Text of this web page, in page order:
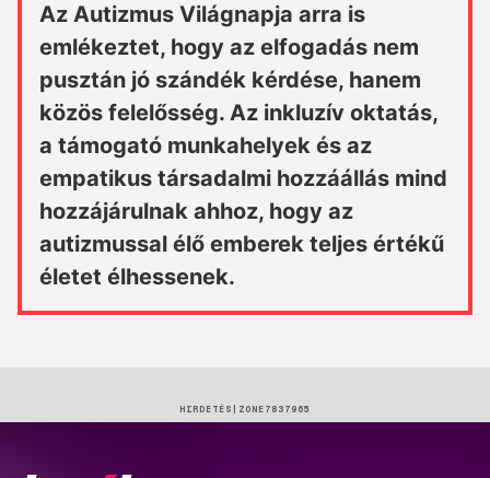
Az Autizmus Világnapja arra is
emlékeztet, hogy az elfogadás nem
pusztán jó szándék kérdése, hanem
közös felelősség. Az inkluzív oktatás,
a támogató munkahelyek és az
empatikus társadalmi hozzáállás mind
hozzájárulnak ahhoz, hogy az
autizmussal élő emberek teljes értékű
életet élhessenek.
HIRDETÉS